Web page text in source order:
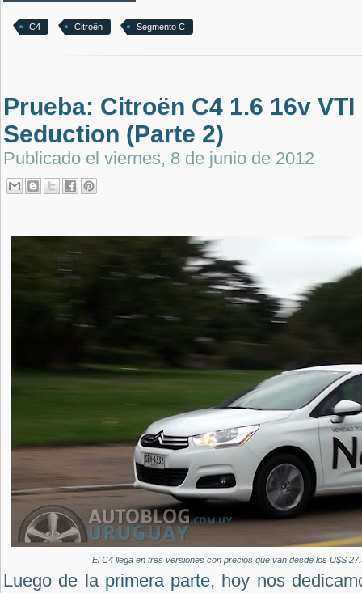
C4 Citroën Segmento C
Prueba: Citroën C4 1.6 16v VTI
Seduction (Parte 2)
Publicado el viernes, 8 de junio de 2012
El C4 llega en tres versiones con precios que van desde los U$S
Luego de la primera parte, hoy nos